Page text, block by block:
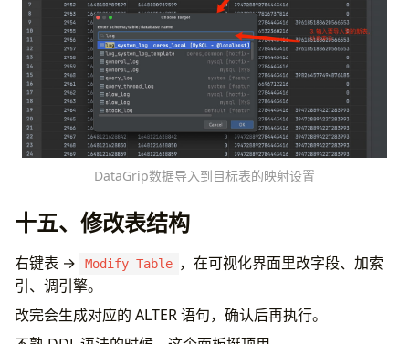
DataGrip数据导入到目标表的映射设置
十五、修改表结构
右键表 → Modify Table ，在可视化界面里改字段、加索
引、调引擎。
改完会生成对应的 ALTER 语句，确认后再执行。